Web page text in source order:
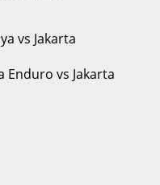
vs Jakarta
Enduro vs Jakarta